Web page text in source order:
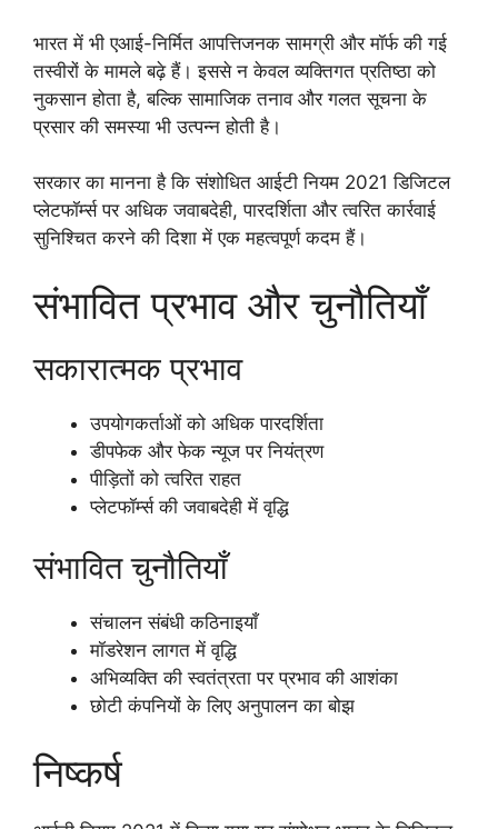
भारत में भी एआई-निर्मित आपत्तिजनक सामग्री और मॉर्फ की गई
तस्वीरों के मामले बढ़े हैं। इससे न केवल व्यक्तिगत प्रतिष्ठा को
नुकसान होता है, बल्कि सामाजिक तनाव और गलत सूचना के
प्रसार की समस्या भी उत्पन्न होती है।
सरकार का मानना है कि संशोधित आईटी नियम 2021 डिजिटल
प्लेटफॉर्म्स पर अधिक जवाबदेही, पारदर्शिता और त्वरित कार्रवाई
सुनिश्चित करने की दिशा में एक महत्वपूर्ण कदम हैं।
संभावित प्रभाव और चुनौतियाँ
सकारात्मक प्रभाव
उपयोगकर्ताओं को अधिक पारदर्शिता
डीपफेक और फेक न्यूज पर नियंत्रण
पीड़ितों को त्वरित राहत
प्लेटफॉर्म्स की जवाबदेही में वृद्धि
संभावित चुनौतियाँ
संचालन संबंधी कठिनाइयाँ
मॉडरेशन लागत में वृद्धि
अभिव्यक्ति की स्वतंत्रता पर प्रभाव की आशंका
छोटी कंपनियों के लिए अनुपालन का बोझ
निष्कर्ष